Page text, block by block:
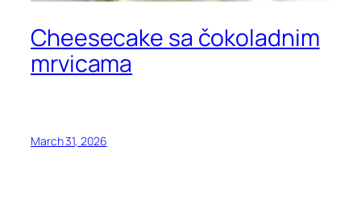
Cheesecake sa čokoladnim
mrvicama
March 31, 2026